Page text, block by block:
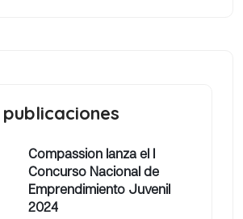
Compassion lanza el I
Concurso Nacional de
Emprendimiento Juvenil
2024